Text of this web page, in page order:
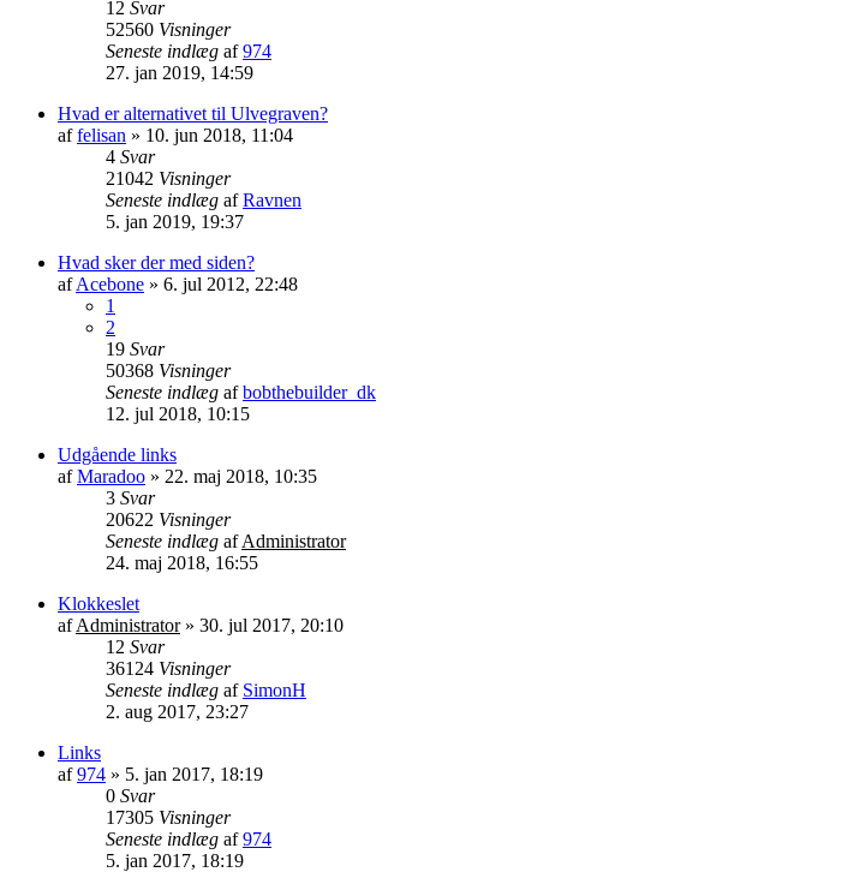
12 Svar
52560 Visninger
Seneste indlæg af974
27. jan 2019, 14:59
Hvad er alternativet til Ulvegraven?
affelisan » 10. jun 2018, 11:04
4 Svar
21042 Visninger
Seneste indlæg afRavnen
5. jan 2019, 19:37
Hvad sker der med siden?
afAcebone » 6. jul 2012, 22:48
1
2
19 Svar
50368 Visninger
Seneste indlæg afbobthebuilder_dk
12. jul 2018, 10:15
Udgående links
afMaradoo » 22. maj 2018, 10:35
3 Svar
20622 Visninger
Seneste indlæg afAdministrator
24. maj 2018, 16:55
Klokkeslet
afAdministrator» 30. jul 2017, 20:10
12 Svar
36124 Visninger
Seneste indlæg af SimonH
2. aug 2017, 23:27
Links
af974 » 5. jan 2017, 18:19
0 Svar
17305 Visninger
Seneste indlæg af974
5. jan 2017, 18:19